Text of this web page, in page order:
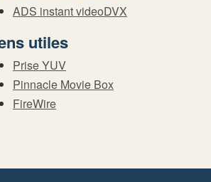
ADS instant videoDVX
utiles
Prise YUV
Pinnacle Movie Box
FireWire